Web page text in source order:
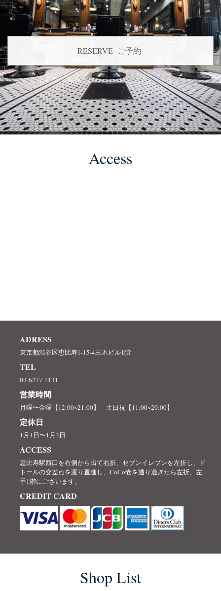
RESERVE -ご予約-
Access
ADRESS
東京都渋谷区恵比寿1-15-4三木ビル1階
TEL
03-6277-1131
営業時間
月曜〜金曜【12:00~21:00】 土日祝【11:00~20:00】
定休日
1月1日〜1月3日
ACCESS
恵比寿駅西口を右側から出て右折、セブンイレブンを左折し、ド
トールの交差点を渡り直進し、CoCo壱を通り過ぎたら左折、左
手1階にございます。
CREDIT CARD
Shop List